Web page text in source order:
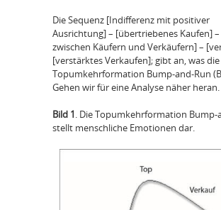
Die Sequenz [Indifferenz mit positiver
Ausrichtung] – [übertriebenes Kaufen]
zwischen Käufern und Verkäufern] –
[verstärktes Verkaufen]; gibt an, was die
Topumkehrformation Bump-and-Run
Gehen wir für eine Analyse näher heran.
Bild 1. Die Topumkehrformation Bump-
stellt menschliche Emotionen dar.